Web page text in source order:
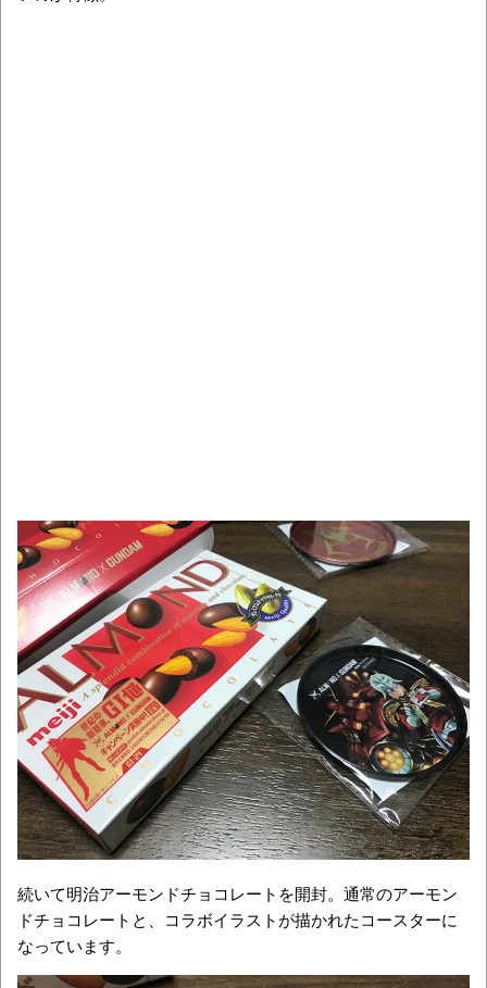
続いて明治アーモンドチョコレートを開封。通常のアーモン
ドチョコレートと、コラボイラストが描かれたコースターに
なっています。